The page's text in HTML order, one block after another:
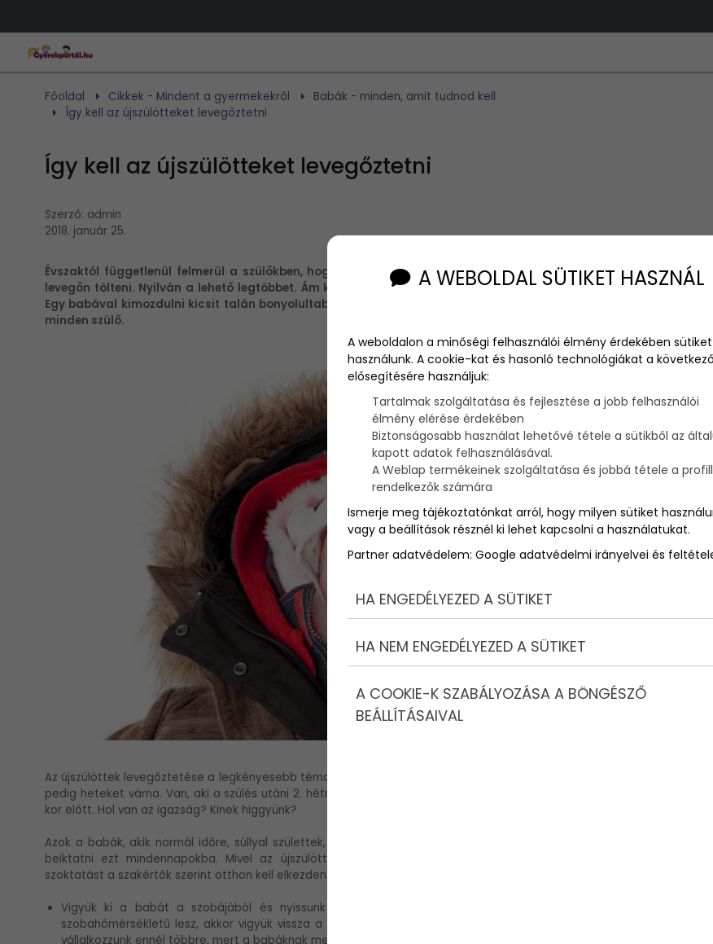
Főoldal Cikkek - Mindent a gyermekekről
Babák - minden, amit tudnod kell
Így kell az újszülötteket levegőztetni
Így kell az újszülötteket levegőztetni
Szerző: admin
2018. január 25.
Évszaktól függetlenül felmerül a szülőkben, hogy vajon mikortól és mennyi időt érdemes a kisbabával a friss
levegőn tölteni. Nyilván a lehető legtöbbet. Ám kizárólag az évszaknak megfelelő odafigyeléssel, felkészüléssel.
Egy babával kimozdulni kicsit talán bonyolultabbnak tűnik, de a pontos előkészületekkel könnyen teljesítheti ezt
minden szülő.
Az újszülöttek levegőztetése a legkényesebb téma. Van, aki már 4-5 naposan kivinné a babát a friss levegőre, van, aki
pedig heteket várna. Van, aki a szülés utáni 2. hétre esküszik és van olyan, aki viszont egyáltalán nem ajánlja 4 hetes
kor előtt. Hol van az igazság? Kinek higgyünk?
Azok a babák, akik normál időre, súllyal születtek, mindenféle pánik nélkül vihetőek a levegőre, ám fokozatosan kell
beiktatni ezt mindennapokba. Mivel az újszülöttek nagyon érzékenyek a légmozgásra, ezért a levegőhöz való
szoktatást a szakértők szerint otthon kell elkezdeni az alábbiak figyelembevételével.
Vigyük ki a babát a szobájából és nyissunk ablakot (évszaktól függően) 510 percre. Amikor a levegő újra
szobahőmérsékletű lesz, akkor vigyük vissza a kicsit az ágyába. Az hazaérkezést követő első néhány napban ne
vállalkozzunk ennél többre, mert a babáknak meg kell erősödnie.
A WEBOLDAL SÜTIKET HASZNÁL
A weboldalon a minőségi felhasználói élmény érdekében sütiket
használunk. A cookie-kat és hasonló technológiákat a
elősegítésére használjuk:
Tartalmak szolgáltatása és fejlesztése a jobb felhasználói
élmény elérése érdekében
Biztonságosabb használat lehetővé tétele a sütikből az
kapott adatok felhasználásával.
A Weblap termékeinek szolgáltatása és jobbá tétele a
rendelkezők számára
Ismerje meg tájékoztatónkat arról, hogy milyen sütiket
vagy a beállítások résznél ki lehet kapcsolni a használatukat.
Partner adatvédelem: Google adatvédelmi irányelvei és
HA ENGEDÉLYEZED A SÜTIKET
HA NEM ENGEDÉLYEZED A SÜTIKET
A COOKIE-K SZABÁLYOZÁSA A BÖNGÉSZŐ
BEÁLLÍTÁSAIVAL